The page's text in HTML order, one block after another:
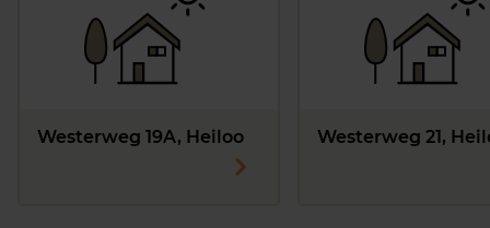
Westerweg 19A, Heiloo Westerweg 21,